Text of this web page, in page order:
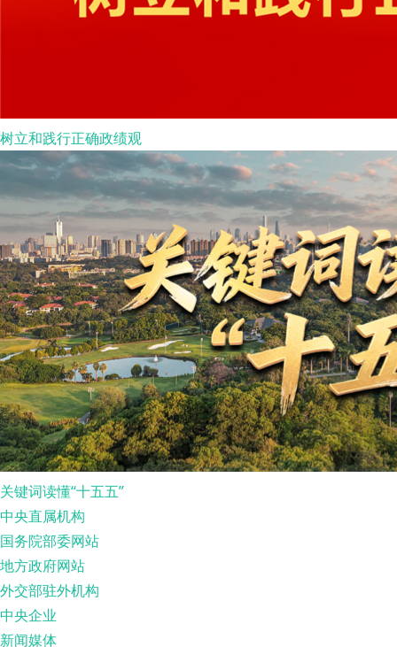
树立和践行正确政绩观
关键词读懂“十五五”
中央直属机构
国务院部委网站
地方政府网站
外交部驻外机构
中央企业
新闻媒体